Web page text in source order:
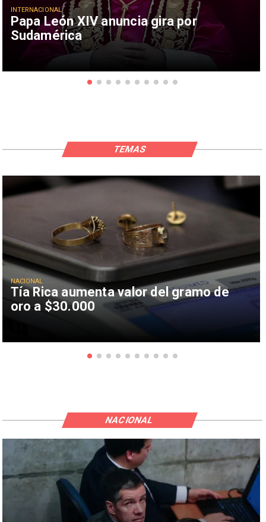
Papa León XIV anuncia gira por
Sudamérica
INTERNACIONAL
Tía Rica aumenta valor del gramo de
oro a $30.000
NACIONAL
TEMAS
NACIONAL